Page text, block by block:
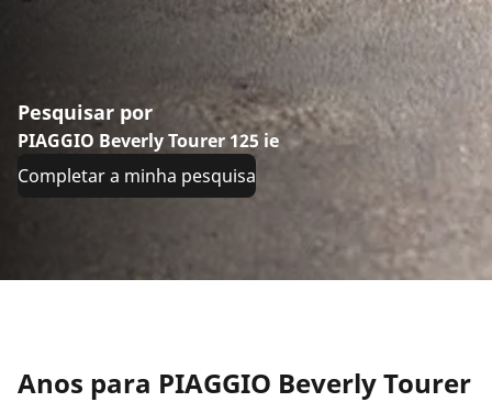
Pesquisar por
PIAGGIO Beverly Tourer 125 ie
Completar a minha pesquisa
Anos para PIAGGIO Beverly Tourer